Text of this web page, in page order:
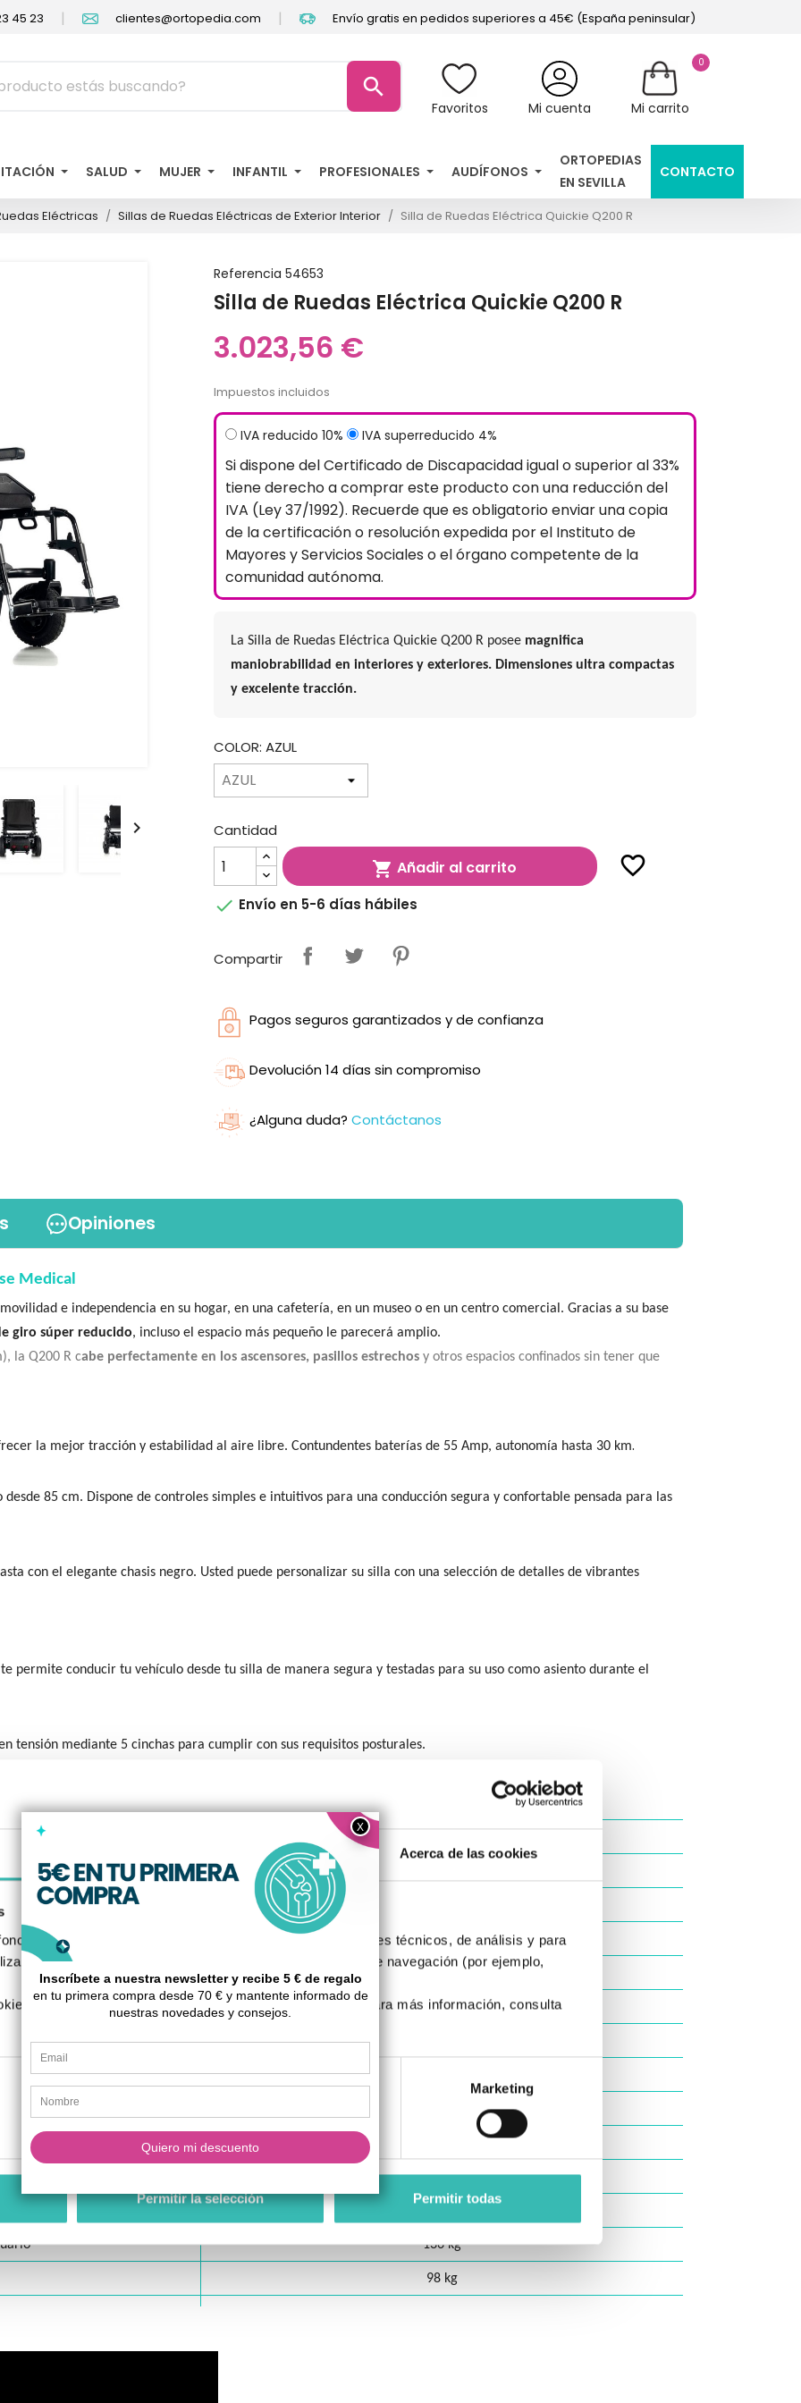
Acerca de las cookies
S.L., utilizamos cookies propias y de terceros para fines técnicos, de análisis y para
basada en un perfil elaborado a partir de tus hábitos de navegación (por ejemplo,
rechazarlas o configurarlas según tus preferencias. Para más información, consulta
Preferencias Estadística Marketing
Permitir la selección Permitir todas
45 23 | clientes@ortopedia.com | Envío gratis en pedidos superiores a 45€ (España peninsular)
search
0
Mi carrito
Mi cuenta
Favoritos
SALUD MUJER INFANTIL PROFESIONALES AUDÍFONOS
ORTOPEDIAS
EN SEVILLA
CONTACTO
Eléctricas Sillas de Ruedas Eléctricas de Exterior Interior Silla de Ruedas Eléctrica Quickie Q200 R

Referencia 54653
Silla de Ruedas Eléctrica Quickie Q200 R
3.023,56 €
Impuestos incluidos
IVA reducido 10% IVA superreducido 4%
Si dispone del Certificado de Discapacidad igual o superior al 33%
tiene derecho a comprar este producto con una reducción del
IVA (Ley 37/1992). Recuerde que es obligatorio enviar una copia
de la certificación o resolución expedida por el Instituto de
Mayores y Servicios Sociales o el órgano competente de la
comunidad autónoma.
La Silla de Ruedas Eléctrica Quickie Q200 R posee magnifica
maniobrabilidad en interiores y exteriores. Dimensiones ultra compactas
y excelente tracción.
COLOR: AZUL
Cantidad
 Añadir al carrito favorite_border
 Envío en 5-6 días hábiles
Compartir
Pagos seguros garantizados y de confianza
Devolución 14 días sin compromiso
¿Alguna duda? Contáctanos
Opiniones
Medical
e independencia en su hogar, en una cafetería, en un museo o en un centro comercial. Gracias a su base
giro súper reducido, incluso el espacio más pequeño le parecerá amplio.
la Q200 R cabe perfectamente en los ascensores, pasillos estrechos y otros espacios confinados sin tener que
la mejor tracción y estabilidad al aire libre. Contundentes baterías de 55 Amp, autonomía hasta 30 km.
85 cm. Dispone de controles simples e intuitivos para una conducción segura y confortable pensada para las
con el elegante chasis negro. Usted puede personalizar su silla con una selección de detalles de vibrantes
permite conducir tu vehículo desde tu silla de manera segura y testadas para su uso como asiento durante el
tensión mediante 5 cinchas para cumplir con sus requisitos posturales.
7 cm (10 cm con subebordillos)
107 cm
41 a 51 cm (ajustable)
hasta 80kg de peso) 0º, 4º, 8º y 12º manual (eléctrica opcional aparte)
desde 85 cm
136 kg
98 kg